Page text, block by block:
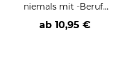
niemals mit -Beruf-
an
ab 10,95 €